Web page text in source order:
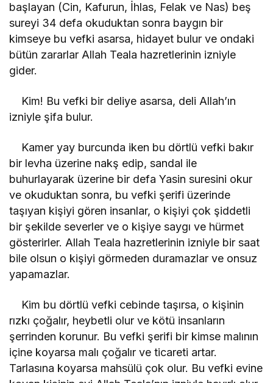
başlayan (Cin, Kafurun, İhlas, Felak ve Nas) beş
sureyi 34 defa okuduktan sonra baygın bir
kimseye bu vefki asarsa, hidayet bulur ve ondaki
bütün zararlar Allah Teala hazretlerinin izniyle
gider.
Kim! Bu vefki bir deliye asarsa, deli Allah’ın
izniyle şifa bulur.
Kamer yay burcunda iken bu dörtlü vefki bakır
bir levha üzerine nakş edip, sandal ile
buhurlayarak üzerine bir defa Yasin suresini okur
ve okuduktan sonra, bu vefki şerifi üzerinde
taşıyan kişiyi gören insanlar, o kişiyi çok şiddetli
bir şekilde severler ve o kişiye saygı ve hürmet
gösterirler. Allah Teala hazretlerinin izniyle bir saat
bile olsun o kişiyi görmeden duramazlar ve onsuz
yapamazlar.
Kim bu dörtlü vefki cebinde taşırsa, o kişinin
rızkı çoğalır, heybetli olur ve kötü insanların
şerrinden korunur. Bu vefki şerifi bir kimse malının
içine koyarsa malı çoğalır ve ticareti artar.
Tarlasına koyarsa mahsülü çok olur. Bu vefki evine